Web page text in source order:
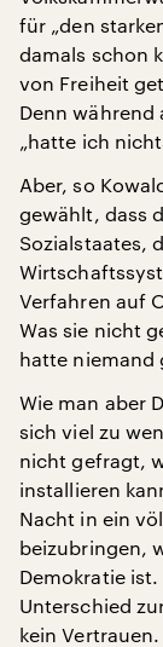
für „den
damals schon
von Freiheit
Denn während
„hatte ich
Aber, so
gewählt, dass
Sozialstaates,
Verfahren auf
Was sie nicht
hatte niemand
Wie man aber
sich viel zu
nicht gefragt,
installieren
Nacht in ein
beizubringen,
Demokratie
Unterschied
kein